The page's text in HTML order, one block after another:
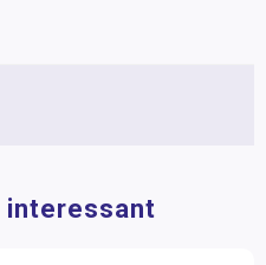
interessant